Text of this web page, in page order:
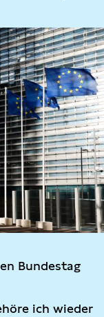
Bundestag
ich wieder